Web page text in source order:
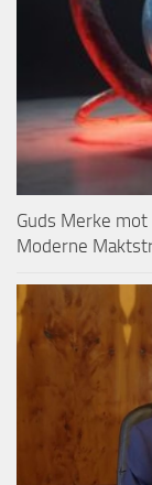
Guds Merke
Moderne